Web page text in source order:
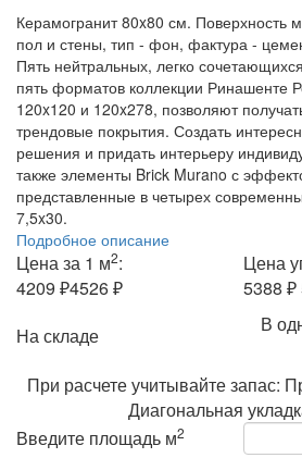
Керамогранит 80x80 см. Поверхность
пол и стены, тип - фон, фактура -
Пять нейтральных, легко
пять форматов коллекции Ринашенте
120x120 и 120x278, позволяют
трендовые покрытия. Создать
решения и придать интерьеру
также элементы Brick Murano с
представленные в четырех
7,5x30.
Подробное описание
Цена за 1 м2:
4209 ₽4526 ₽
Цена
5388 ₽
На складе
В
При расчете учитывайте запас:
Диагональная
Введите площадь м2